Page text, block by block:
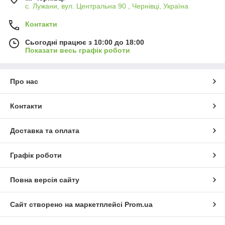
с. Лужани, вул. Центральна 90 , Чернівці, Україна
Контакти
Сьогодні працює з 10:00 до 18:00
Показати весь графік роботи
Про нас
Контакти
Доставка та оплата
Графік роботи
Повна версія сайту
Сайт створено на маркетплейсі Prom.ua